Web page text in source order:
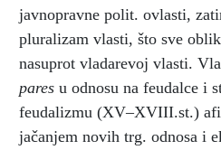
javnopravne polit. ovlasti,
pluralizam vlasti, što sve
nasuprot vladarevoj vlasti.
pares u odnosu na feudalce i
feudalizmu (XV–XVIII.st.)
jačanjem novih trg. odnosa i